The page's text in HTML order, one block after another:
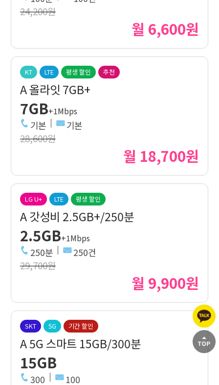
24,200원
월 6,600원
KT LTE 평생 할인 추천
A 올라잇 7GB+
7GB+1Mbps
기본 기본
28,600원
월 18,700원
LG U+ LTE 평생 할인
A 갓성비 2.5GB+/250분
2.5GB+1Mbps
250분 250건
29,700원
월 9,900원
SKT 5G 기간 할인
A 5G 스마트 15GB/300분
15GB
300 100